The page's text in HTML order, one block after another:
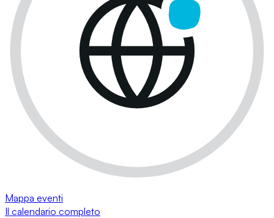
Mappa eventi
Il calendario completo